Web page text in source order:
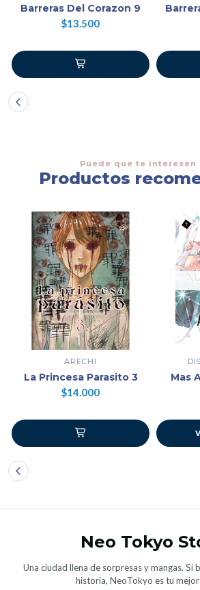
Barreras Del Corazon 9
$13.500
Puede que te interesen
Productos
ARECHI
La Princesa Parasito 3
$14.000
Mas
Neo Tokyo
Una ciudad llena de sorpresas y mangas. Si
historia, NeoTokyo es tu